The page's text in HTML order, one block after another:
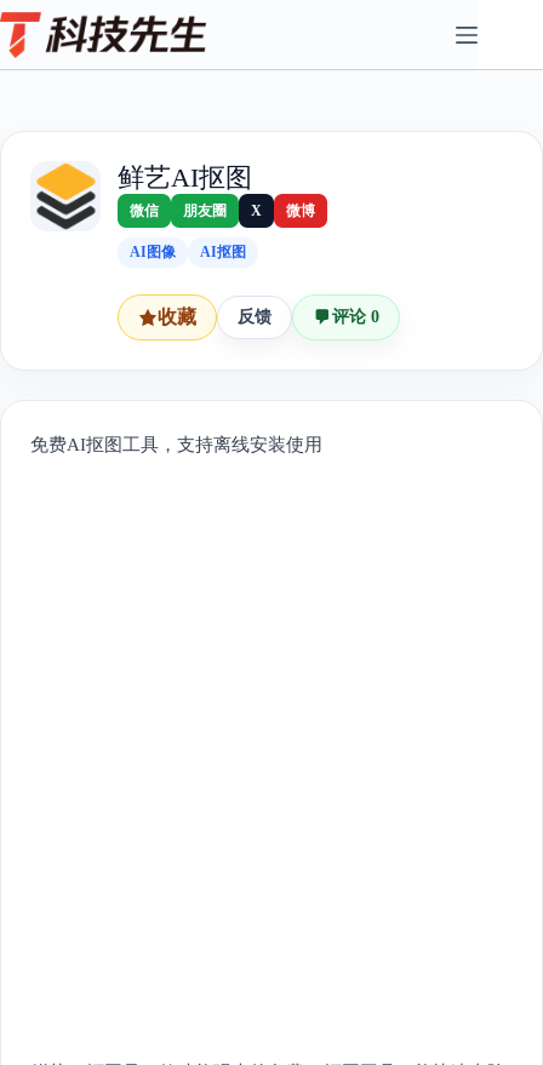
Skip
to
content
鲜艺AI抠图
微信 朋友圈 X 微博
AI图像 AI抠图
收藏 反馈 评论 0
免费AI抠图工具，支持离线安装使用